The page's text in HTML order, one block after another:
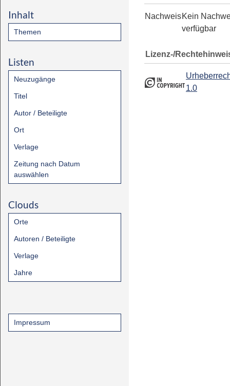
Inhalt
Themen
Listen
Neuzugänge
Titel
Autor / Beteiligte
Ort
Verlage
Zeitung nach Datum
auswählen
Clouds
Orte
Autoren / Beteiligte
Verlage
Jahre
Impressum
NachweisKein
verfügbar
Lizenz-/
1.0